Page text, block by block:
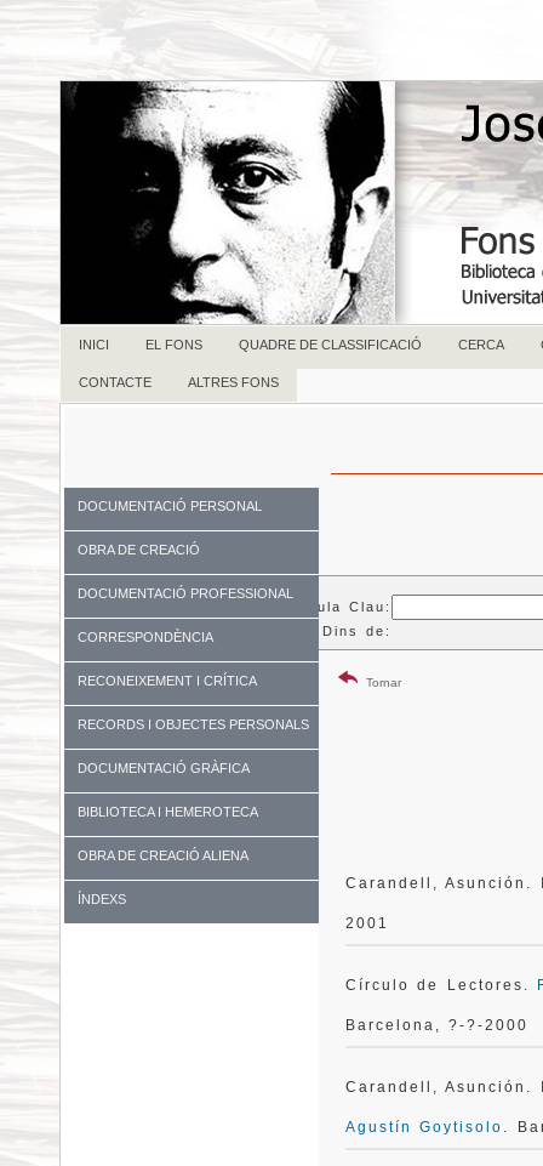
INICI EL FONS QUADRE DE CLASSIFICACIÓ CERCA
CONTACTE ALTRES FONS
DOCUMENTACIÓ PERSONAL
OBRA DE CREACIÓ
DOCUMENTACIÓ PROFESSIONAL
CORRESPONDÈNCIA
RECONEIXEMENT I CRÍTICA
RECORDS I OBJECTES PERSONALS
DOCUMENTACIÓ GRÀFICA
BIBLIOTECA I HEMEROTECA
OBRA DE CREACIÓ ALIENA
ÍNDEXS
Paraula Clau:
Dins de:
Tornar
Carandell, Asunción.
2001
Círculo de Lectores.
Barcelona, ?-?-2000
Carandell, Asunción.
Agustín Goytisolo .